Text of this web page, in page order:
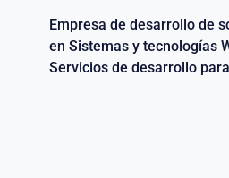
Empresa de desarrollo de
en Sistemas y tecnologías
Servicios de desarrollo